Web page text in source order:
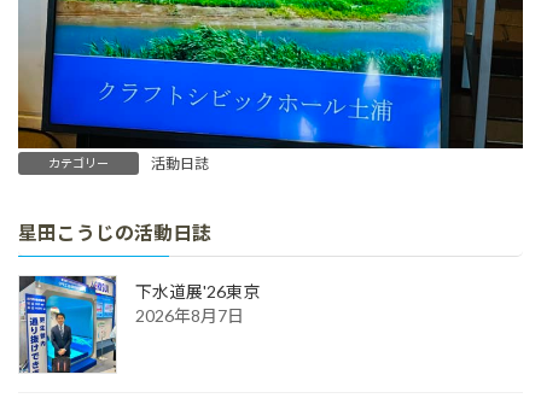
カテゴリー 活動日誌
星田こうじの活動日誌
下水道展'26東京
2026年8月7日